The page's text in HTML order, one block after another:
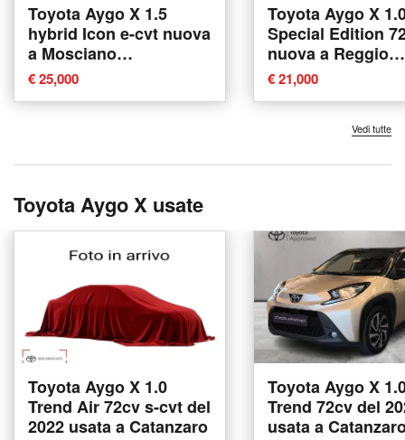
Toyota Aygo X 1.5
hybrid Icon e-cvt nuova
a Mosciano
Sant'Angelo
€ 25,000
Toyota Aygo X
Special Edition
nuova a Reggio
Calabria
€ 21,000
Vedi tutte
Toyota Aygo X usate
Toyota Aygo X 1.0
Trend Air 72cv s-cvt del
2022 usata a Catanzaro
Toyota Aygo X
Trend 72cv del
usata a